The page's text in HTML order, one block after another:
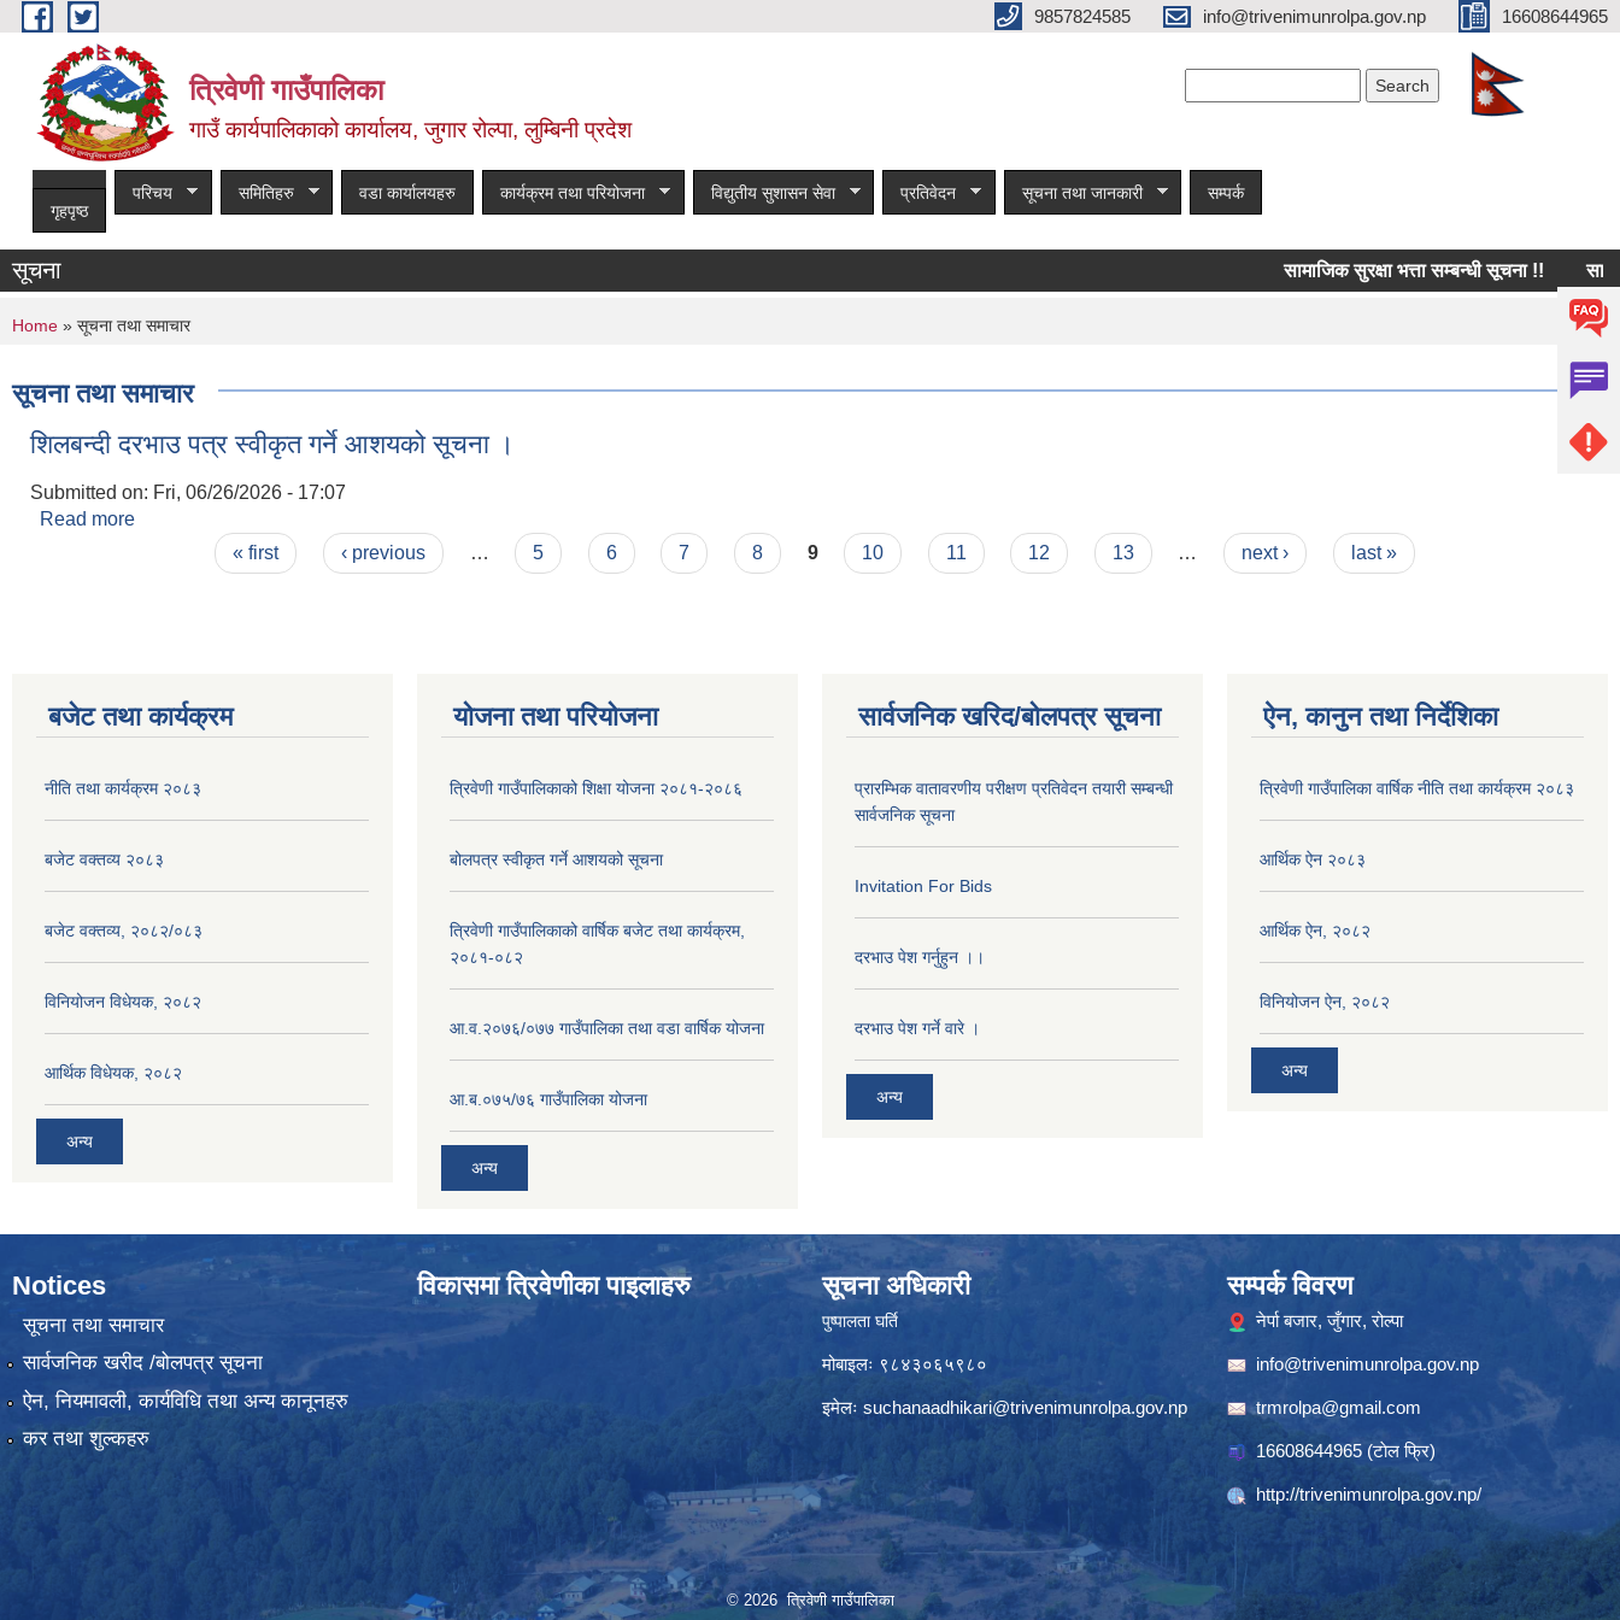
Skip to main content 9857824585 info@trivenimunrolpa.gov.np 16608644965
त्रिवेणी गाउँपालिका
गाउँ कार्यपालिकाको कार्यालय, जुगार रोल्पा, लुम्बिनी प्रदेश
गृहपृष्ठ
परिचय समितिहरु वडा कार्यालयहरु कार्यक्रम तथा परियोजना विद्युतीय सुशासन सेवा प्रतिवेदन सूचना तथा जानकारी सम्पर्क
सूचना सामाजिक सुरक्षा भत्ता सम्बन्धी सूचना !!
You are here
Home » सूचना तथा समाचार
सूचना तथा समाचार
शिलबन्दी दरभाउ पत्र स्वीकृत गर्ने आशयको सूचना ।
Submitted on: Fri, 06/26/2026 - 17:07
Read more
« first ‹ previous … 5 6 7 8 9 10 11 12 13 … next › last »
बजेट तथा कार्यक्रम
नीति तथा कार्यक्रम २०८३
बजेट वक्तव्य २०८३
बजेट वक्तव्य, २०८२/०८३
विनियोजन विधेयक, २०८२
आर्थिक विधेयक, २०८२
अन्य
योजना तथा परियोजना
त्रिवेणी गाउँपालिकाको शिक्षा योजना २०८१-२०८६
बोलपत्र स्वीकृत गर्ने आशयको सूचना
त्रिवेणी गाउँपालिकाको वार्षिक बजेट तथा कार्यक्रम,
२०८१-०८२
आ.व.२०७६/०७७ गाउँपालिका तथा वडा वार्षिक योजना
आ.ब.०७५/७६ गाउँपालिका योजना
अन्य
सार्वजनिक खरिद/बोलपत्र सूचना
प्रारम्भिक वातावरणीय परीक्षण प्रतिवेदन तयारी सम्बन्धी
सार्वजनिक सूचना
Invitation For Bids
दरभाउ पेश गर्नुहुन ।।
दरभाउ पेश गर्ने वारे ।
अन्य
ऐन, कानुन तथा निर्देशिका
त्रिवेणी गाउँपालिका वार्षिक नीति तथा कार्यक्रम २०८३
आर्थिक ऐन २०८३
आर्थिक ऐन, २०८२
विनियोजन ऐन, २०८२
अन्य
Notices
सूचना तथा समाचार
सार्वजनिक खरीद /बोलपत्र सूचना
ऐन, नियमावली, कार्यविधि तथा अन्य कानूनहरु
कर तथा शुल्कहरु
विकासमा त्रिवेणीका पाइलाहरु सूचना अधिकारी
पुष्पालता घर्ति
मोबाइलः ९८४३०६५९८०
इमेलः suchanaadhikari@trivenimunrolpa.gov.np
सम्पर्क विवरण
नेर्पा बजार, जुँगार, रोल्पा
info@trivenimunrolpa.gov.np
trmrolpa@gmail.com
16608644965 (टाेल फ्रि)
http://trivenimunrolpa.gov.np/
© 2026 त्रिवेणी गाउँपालिका